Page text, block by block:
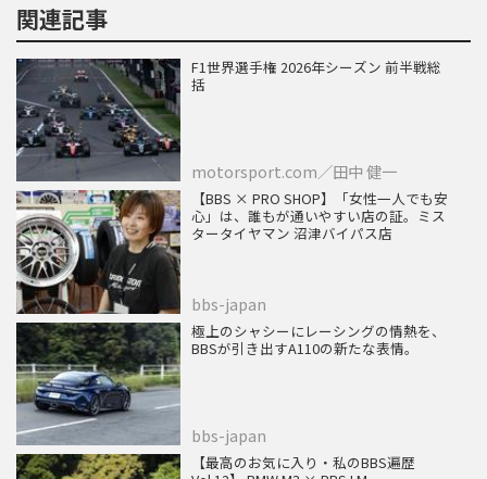
関連記事
F1世界選手権 2026年シーズン 前半戦総
括
motorsport.com／田中 健一
【BBS × PRO SHOP】「女性一人でも安
心」は、誰もが通いやすい店の証。ミス
タータイヤマン 沼津バイパス店
bbs-japan
極上のシャシーにレーシングの情熱を、
BBSが引き出すA110の新たな表情。
bbs-japan
【最高のお気に入り・私のBBS遍歴